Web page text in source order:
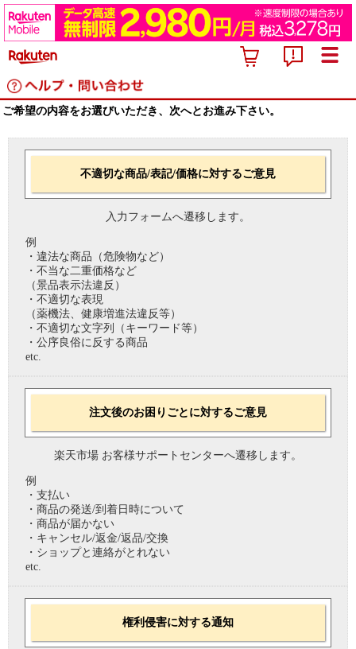
ご希望の内容をお選びいただき、次へとお進み下さい。
不適切な商品/表記/価格に対するご意見
入力フォームへ遷移します。
例
・違法な商品（危険物など）
・不当な二重価格など
（景品表示法違反）
・不適切な表現
（薬機法、健康増進法違反等）
・不適切な文字列（キーワード等）
・公序良俗に反する商品
etc.
注文後のお困りごとに対するご意見
楽天市場 お客様サポートセンターへ遷移します。
例
・支払い
・商品の発送/到着日時について
・商品が届かない
・キャンセル/返金/返品/交換
・ショップと連絡がとれない
etc.
権利侵害に対する通知